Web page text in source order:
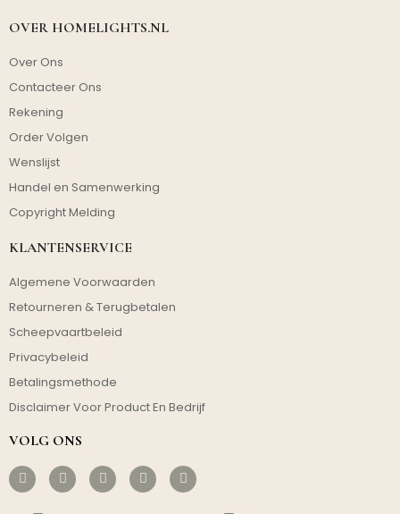
OVER HOMELIGHTS.NL
Over Ons
Contacteer Ons
Rekening
Order Volgen
Wenslijst
Handel en Samenwerking
Copyright Melding
KLANTENSERVICE
Algemene Voorwaarden
Retourneren & Terugbetalen
Scheepvaartbeleid
Privacybeleid
Betalingsmethode
Disclaimer Voor Product En Bedrijf
VOLG ONS